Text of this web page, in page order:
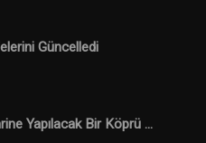
Güncelledi
Yapılacak Bir Köprü ...